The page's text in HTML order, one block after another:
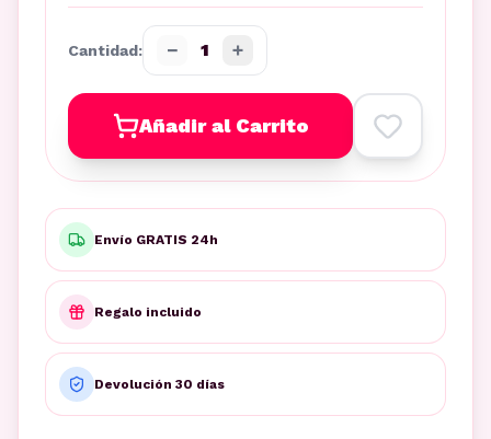
Cantidad: − 1 +
Añadir al Carrito
Envío GRATIS 24h
Regalo incluido
Devolución 30 días